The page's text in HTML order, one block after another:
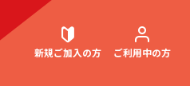
新規ご加入の方 ご利用中の方